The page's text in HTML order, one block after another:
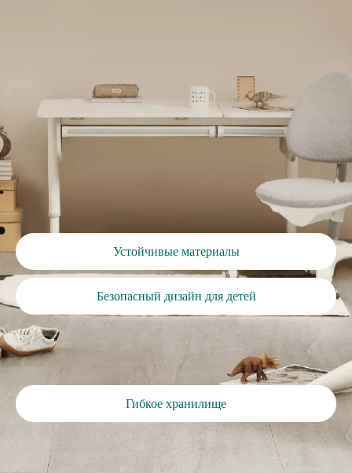
Устойчивые материалы
Безопасный дизайн для детей
Гибкое хранилище